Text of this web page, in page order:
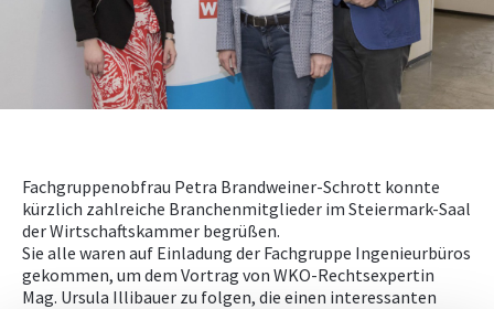
WKO.AT
Fachgruppenobfrau Petra Brandweiner-Schrott konnte
kürzlich zahlreiche Branchenmitglieder im Steiermark-Saal
der Wirtschaftskammer begrüßen.
Sie alle waren auf Einladung der Fachgruppe Ingenieurbüros
gekommen, um dem Vortrag von WKO-Rechtsexpertin
Mag. Ursula Illibauer zu folgen, die einen interessanten